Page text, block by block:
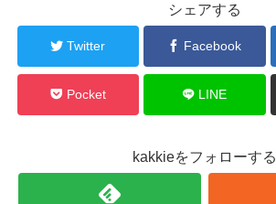
シェアする
Twitter Facebook
Pocket LINE
kakkieをフォローする